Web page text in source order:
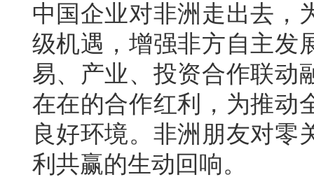
中国企业对非洲走出去，
级机遇，增强非方自主发
易、产业、投资合作联动
在在的合作红利，为推动
良好环境。非洲朋友对零
利共赢的生动回响。